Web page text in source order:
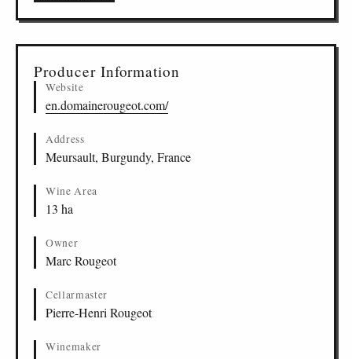
Producer Information
Website
en.domainerougeot.com/
Address
Meursault, Burgundy, France
Wine Area
13 ha
Owner
Marc Rougeot
Cellarmaster
Pierre-Henri Rougeot
Winemaker